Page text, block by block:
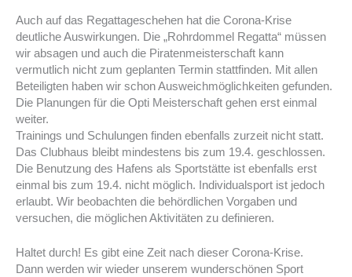
Auch auf das Regattageschehen hat die Corona-Krise
deutliche Auswirkungen. Die „Rohrdommel Regatta“ müssen
wir absagen und auch die Piratenmeisterschaft kann
vermutlich nicht zum geplanten Termin stattfinden. Mit allen
Beteiligten haben wir schon Ausweichmöglichkeiten gefunden.
Die Planungen für die Opti Meisterschaft gehen erst einmal
weiter.
Trainings und Schulungen finden ebenfalls zurzeit nicht statt.
Das Clubhaus bleibt mindestens bis zum 19.4. geschlossen.
Die Benutzung des Hafens als Sportstätte ist ebenfalls erst
einmal bis zum 19.4. nicht möglich. Individualsport ist jedoch
erlaubt. Wir beobachten die behördlichen Vorgaben und
versuchen, die möglichen Aktivitäten zu definieren.
Haltet durch! Es gibt eine Zeit nach dieser Corona-Krise.
Dann werden wir wieder unserem wunderschönen Sport